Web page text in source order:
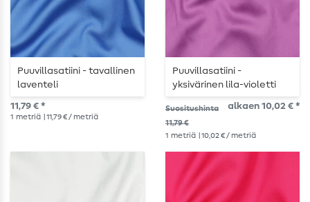
Puuvillasatiini - tavallinen
laventeli
11,79 € *
1 metriä | 11,79 € / metriä
Puuvillasatiini -
yksivärinen lila-violetti
Suositushinta
11,79 €
alkaen 10,02 € *
1 metriä | 10,02 € / metriä